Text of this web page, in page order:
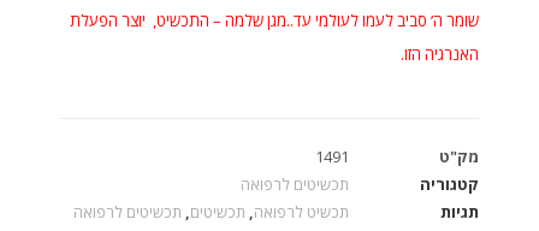
שומר ה’ סביב לעמו לעולמי עד..מגן שלמה – התכשיט, יוצר הפעלת
האנרגיה הזו.
מק"ט
1491
קטגוריה
תכשיטים לרפואה
תגיות
תכשיט לרפואה, תכשיטים, תכשיטים לרפואה